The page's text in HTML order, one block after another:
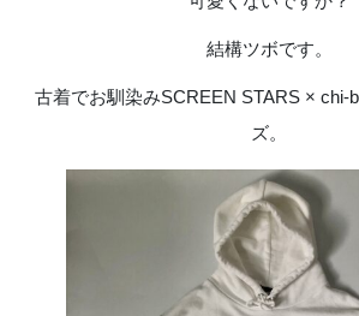
結構ツボです。
古着でお馴染みSCREEN STARS × chi-
ズ。